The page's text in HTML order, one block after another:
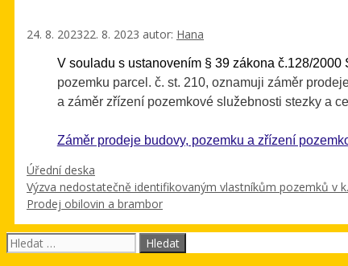
24. 8. 202322. 8. 2023 autor: Hana
V souladu s ustanovením § 39 zákona č.128/2000
pozemku parcel. č. st. 210, oznamuji záměr
a záměr zřízení pozemkové služebnosti stezky a
Záměr prodeje budovy, pozemku a zřízení
Rubriky
Úřední deska
Výzva nedostatečně identifikovaným vlastníkům pozemků v
Prodej obilovin a brambor
Hledat: